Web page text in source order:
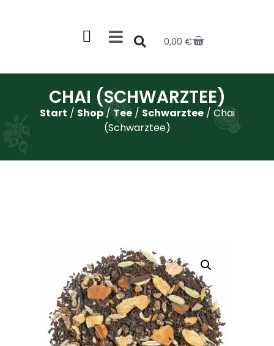
0,00 €
CHAI (SCHWARZTEE)
Start / Shop/Tee/ Schwarztee/ Chai
(Schwarztee)